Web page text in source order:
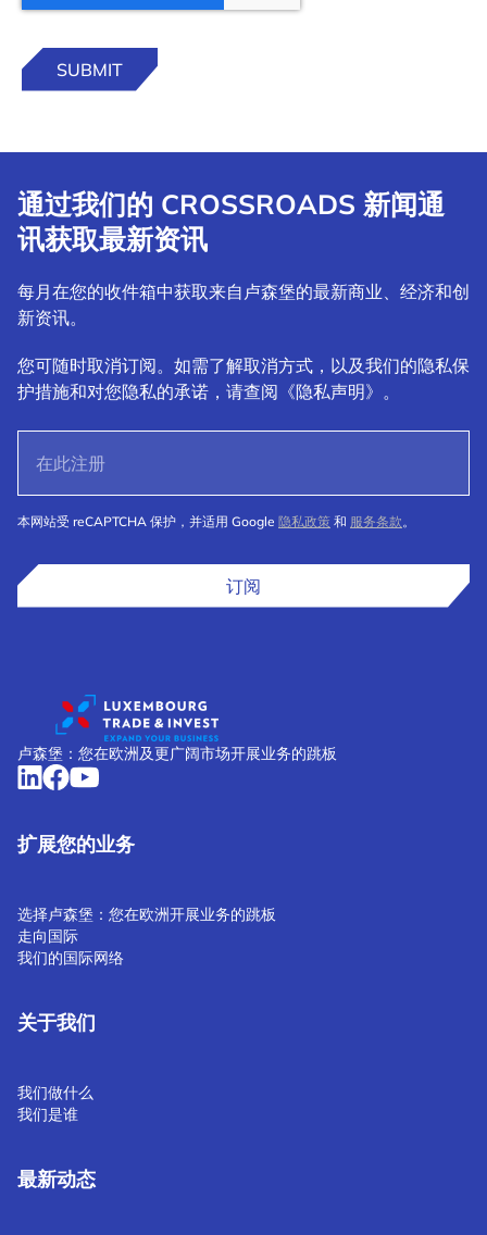
通过我们的 CROSSROADS 新闻通
讯获取最新资讯
每月在您的收件箱中获取来自卢森堡的最新商业、经济和创
新资讯。
您可随时取消订阅。如需了解取消方式，以及我们的隐私保
护措施和对您隐私的承诺，请查阅《隐私声明》。
本网站受 reCAPTCHA 保护，并适用 Google 隐私政策 和 服务条款 。
订阅
卢森堡：您在欧洲及更广阔市场开展业务的跳板
扩展您的业务
选择卢森堡：您在欧洲开展业务的跳板
走向国际
我们的国际网络
关于我们
我们做什么
我们是谁
最新动态